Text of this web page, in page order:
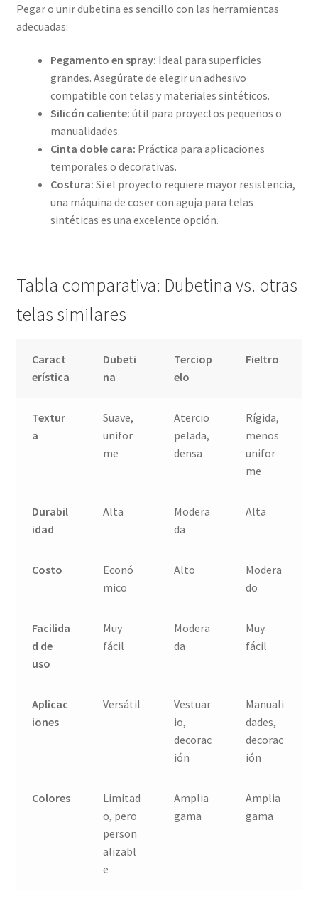
Pegar o unir dubetina es sencillo con las herramientas
adecuadas:
Pegamento en spray: Ideal para superficies
grandes. Asegúrate de elegir un adhesivo
compatible con telas y materiales sintéticos.
Silicón caliente: útil para proyectos pequeños o
manualidades.
Cinta doble cara: Práctica para aplicaciones
temporales o decorativas.
Costura: Si el proyecto requiere mayor resistencia,
una máquina de coser con aguja para telas
sintéticas es una excelente opción.
Tabla comparativa: Dubetina vs. otras
telas similares
Caract
erística
Dubeti
na
Terciop
elo
Fieltro
Textur
a
Suave,
unifor
me
Atercio
pelada,
densa
Rígida,
menos
unifor
me
Durabil
idad
Alta
Modera
da
Alta
Costo
Econó
mico
Alto
Modera
do
Facilida
d de
uso
Muy
fácil
Modera
da
Muy
fácil
Aplicac
iones
Versátil
Vestuar
io,
decorac
ión
Manuali
dades,
decorac
ión
Colores
Limitad
o, pero
person
alizabl
e
Amplia
gama
Amplia
gama